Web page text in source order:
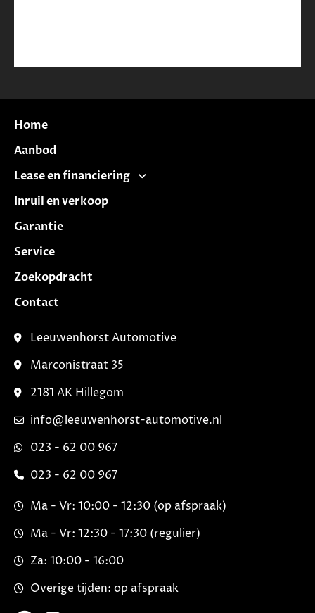
Home
Aanbod
Lease en financiering
Inruil en verkoop
Garantie
Service
Zoekopdracht
Contact
Leeuwenhorst Automotive
Marconistraat 35
2181 AK Hillegom
info@leeuwenhorst-automotive.nl
023 - 62 00 967
023 - 62 00 967
Ma - Vr: 10:00 - 12:30 (op afspraak)
Ma - Vr: 12:30 - 17:30 (regulier)
Za: 10:00 - 16:00
Overige tijden: op afspraak